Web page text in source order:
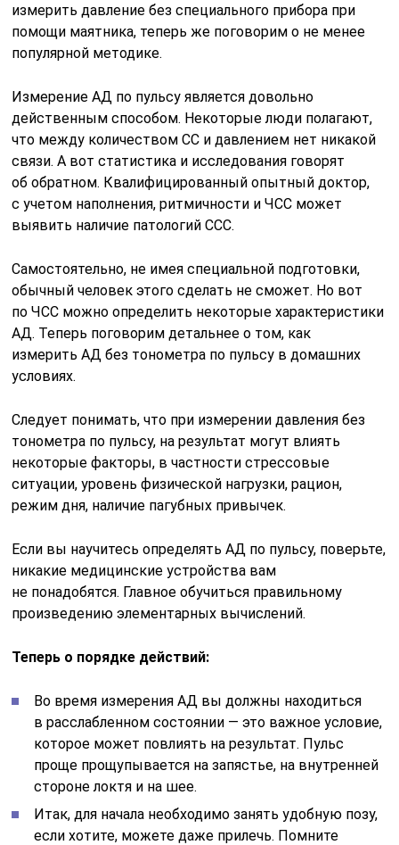
измерить давление без специального прибора при
помощи маятника, теперь же поговорим о не менее
популярной методике.
Измерение АД по пульсу является довольно
действенным способом. Некоторые люди полагают,
что между количеством СС и давлением нет никакой
связи. А вот статистика и исследования говорят
об обратном. Квалифицированный опытный доктор,
с учетом наполнения, ритмичности и ЧСС может
выявить наличие патологий ССС.
Самостоятельно, не имея специальной подготовки,
обычный человек этого сделать не сможет. Но вот
по ЧСС можно определить некоторые характеристики
АД. Теперь поговорим детальнее о том, как
измерить АД без тонометра по пульсу в домашних
условиях.
Следует понимать, что при измерении давления без
тонометра по пульсу, на результат могут влиять
некоторые факторы, в частности стрессовые
ситуации, уровень физической нагрузки, рацион,
режим дня, наличие пагубных привычек.
Если вы научитесь определять АД по пульсу, поверьте,
никакие медицинские устройства вам
не понадобятся. Главное обучиться правильному
произведению элементарных вычислений.
Теперь о порядке действий:
Во время измерения АД вы должны находиться
в расслабленном состоянии — это важное условие,
которое может повлиять на результат. Пульс
проще прощупывается на запястье, на внутренней
стороне локтя и на шее.
Итак, для начала необходимо занять удобную позу,
если хотите, можете даже прилечь. Помните